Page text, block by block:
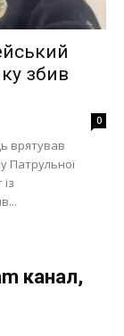
збив
0
врятував
Патрульної
канал,